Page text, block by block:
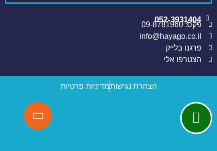
052-3931404
פקס: 09-8781960
info@hayago.co.il
פרגנו בלייק
הצטרפו אלי
הצהרת נגישותמדיניות פרטיות